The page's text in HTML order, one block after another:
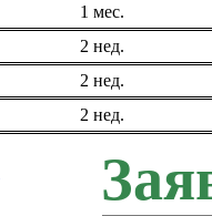
1 мес.
2 нед.
2 нед.
2 нед.